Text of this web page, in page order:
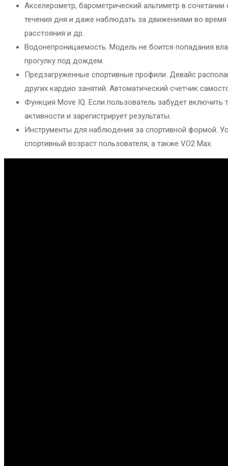
Акселерометр, барометрический альтиметр в
течения дня и даже наблюдать за движениями во
расстояния и др.
Водонепроницаемость. Модель не боится попадания
прогулку под дождем.
Предзагруженные спортивные профили. Девайс
других кардио занятий. Автоматический счетчик
Функция Move IQ. Если пользователь забудет
активности и зарегистрирует результаты.
Инструменты для наблюдения за спортивной формой.
спортивный возраст пользователя, а также VO2 Max.